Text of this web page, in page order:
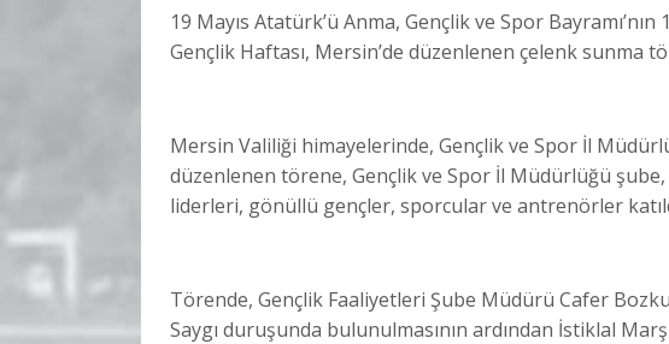
19 Mayıs Atatürk’ü Anma, Gençlik ve Spor
Gençlik Haftası, Mersin’de düzenlenen çelenk sunma
Mersin Valiliği himayelerinde, Gençlik ve Spor İl
düzenlenen törene, Gençlik ve Spor İl Müdürlüğü
liderleri, gönüllü gençler, sporcular ve antrenörler
Törende, Gençlik Faaliyetleri Şube Müdürü Cafer
Saygı duruşunda bulunulmasının ardından İstiklal